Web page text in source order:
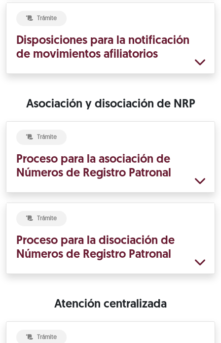
Trámite
Disposiciones para la notificación
de movimientos afiliatorios
Asociación y disociación de NRP
Trámite
Proceso para la asociación de
Números de Registro Patronal
Trámite
Proceso para la disociación de
Números de Registro Patronal
Atención centralizada
Trámite